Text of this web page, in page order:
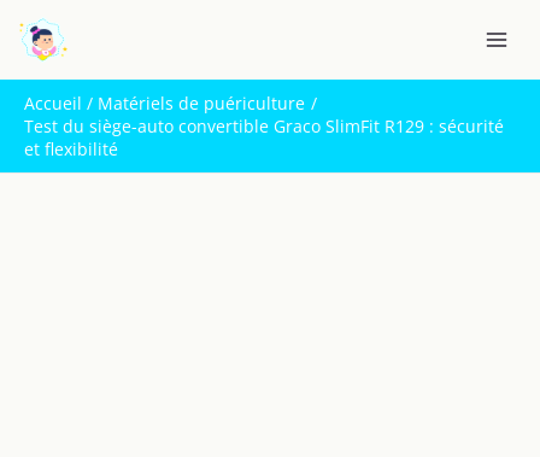
contenu
Accueil
Matériels de puériculture
Test du siège-auto convertible Graco SlimFit R129 : sécurité
et flexibilité
e
c
h
e